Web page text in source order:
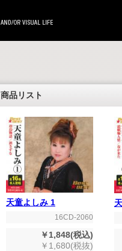
商品リスト
天童よしみ 1
16CD-2060
￥1,848(税込)
￥1,680(税抜)